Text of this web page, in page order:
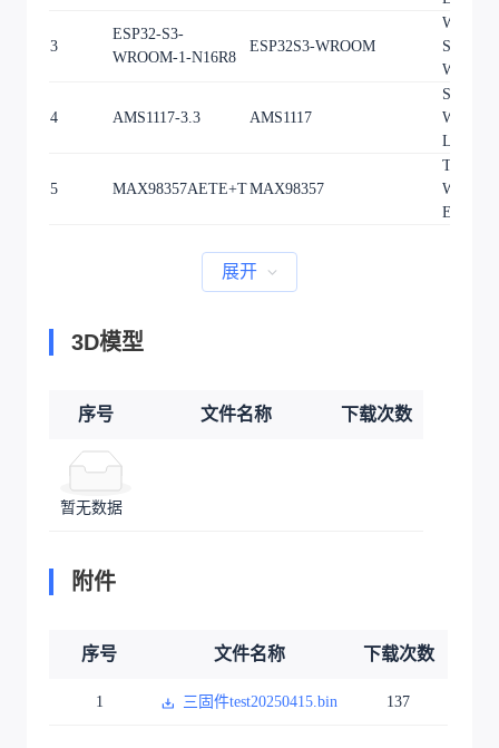
3
ESP32-S3-
WROOM-1-N16R8
ESP32S3-WROOM
4 AMS1117-3.3 AMS1117
SOT-
W2.5-
LS4.1-
5 MAX98357AETE+TMAX98357
TQFN-
W3.0-
EP1.1
展开
3D模型
序号 文件名称 下载次数
暂无数据
附件
序号 文件名称 下载次数
1 三固件test20250415.bin 137